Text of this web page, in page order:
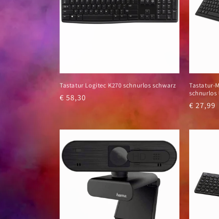
o
i
e
Tastatur Logitec K270 schnurlos schwarz
Normaler
€ 58,30
Tastatur-
schnurlos
Normaler
€ 27,99